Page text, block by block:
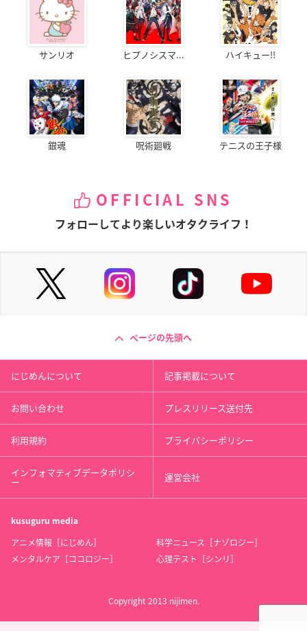
サンリオ ヒプノシスマ... ハイキュー!!
銀魂 呪術廻戦 テニスの王子様
OFFICIAL SNS
フォローしてより楽しいオタクライフ！
ページの先頭へ
にじめんについて 記事掲載について
お問い合わせ プレスリリース送付先
利用規約 プライバシーポリシー
インフォマティブデータポリシ
ー 運営会社
kusuguru media
アニメ情報［にじめん］
科学ニュース［ナゾロジー］
メンタルケア［ココロジー］
心理テスト［シンリ］
Copyright 2013 nijimen.